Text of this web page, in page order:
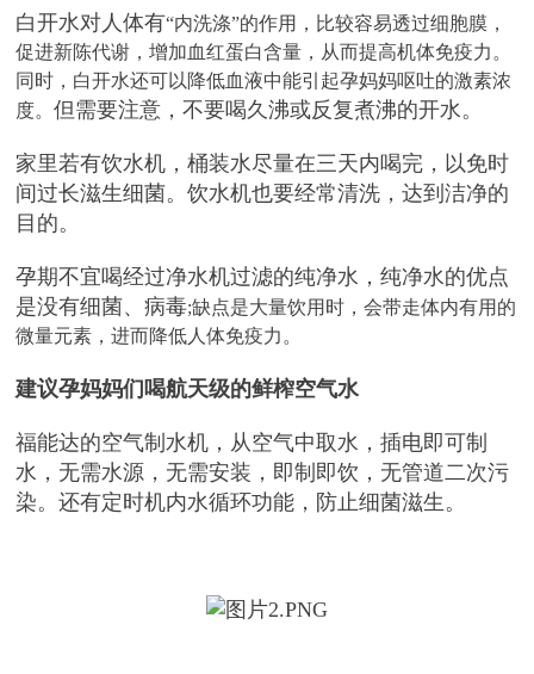
白开水对人体有“内洗涤”的作用，比较容易透过细胞膜，
促进新陈代谢，增加血红蛋白含量，从而提高机体免疫力。
同时，白开水还可以降低血液中能引起孕妈妈呕吐的激素浓
度。但需要注意 ，不要喝久沸或反复煮沸的开水。
家里若有饮水机，桶装水尽量在三天内喝完， 以免时
间过长滋生细菌。饮水机也要经常清洗 ，达到洁净的
目的。
孕期不宜喝经过净水机过滤的纯净水，纯净水的优点
是没有细菌、病毒;缺点是大量饮用时，会带走体内有用的
微量元素，进而降低人体免疫力。
建议孕妈妈们喝航天级的鲜榨空气水
福能达的空气制水机， 从空气中取水，插电即可制
水，无需水源，无需安装 ， 即制即饮，无管道二次污
染。还有定时机内水循环功能，防止细菌滋生。